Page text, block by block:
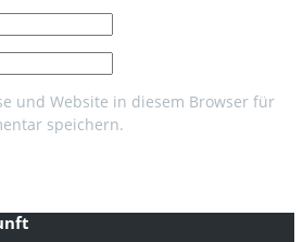
und Website in diesem Browser für
speichern.